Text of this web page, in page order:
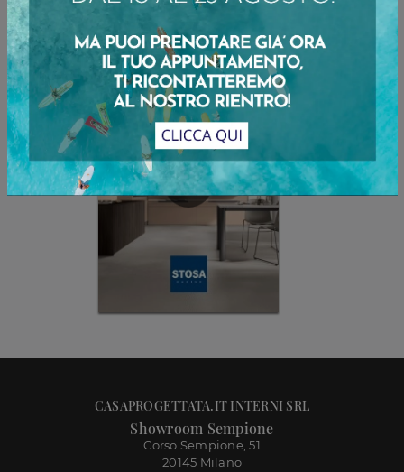
Sfoglia i cataloghi
CASAPROGETTATA.IT INTERNI SRL
Showroom Sempione
Corso Sempione, 51
20145 Milano